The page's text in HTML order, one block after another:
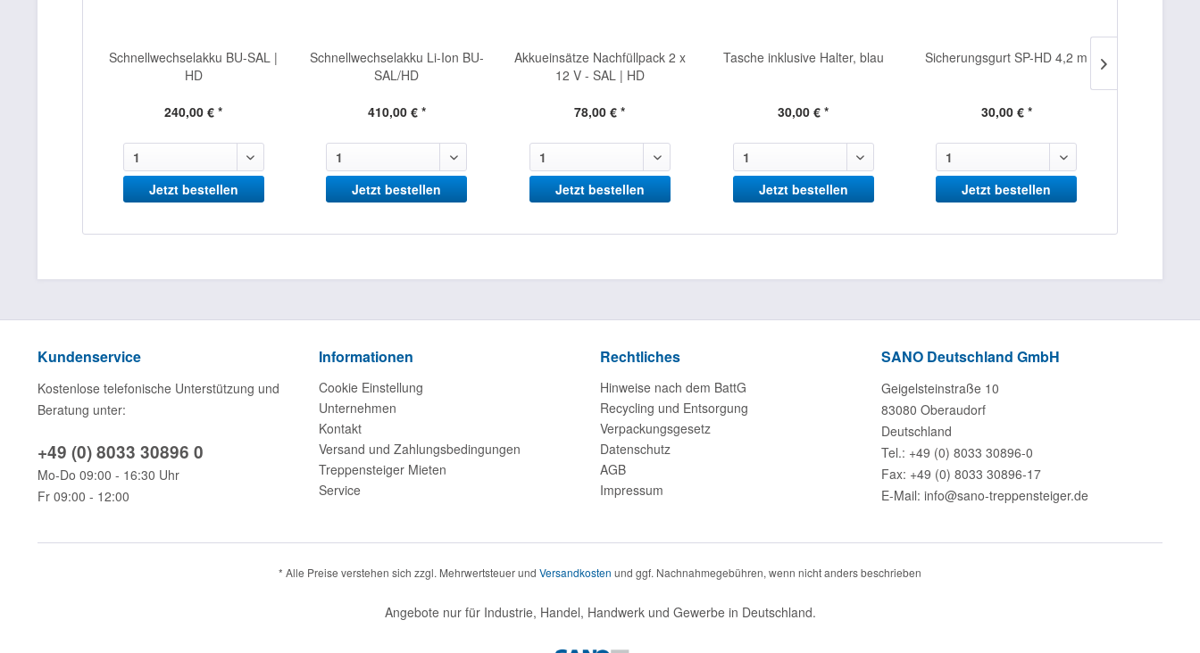
Schnellwechselakku BU-SAL |
HD
240,00 € *
Jetzt bestellen
Schnellwechselakku Li-Ion BU-
SAL/HD
410,00 € *
Jetzt bestellen
Akkueinsätze Nachfüllpack 2 x
12 V - SAL | HD
78,00 € *
Jetzt bestellen
Tasche inklusive Halter, blau
30,00 € *
Jetzt bestellen
Sicherungsgurt SP-HD 4,2 m
30,00 € *
Jetzt bestellen
Kundenservice
Kostenlose telefonische Unterstützung und
Beratung unter:
+49 (0) 8033 30896 0
Mo-Do 09:00 - 16:30 Uhr
Fr 09:00 - 12:00
Informationen
Cookie Einstellung
Unternehmen
Kontakt
Versand und Zahlungsbedingungen
Treppensteiger Mieten
Service
Rechtliches
Hinweise nach dem BattG
Recycling und Entsorgung
Verpackungsgesetz
Datenschutz
AGB
Impressum
SANO Deutschland GmbH
Geigelsteinstraße 10
83080 Oberaudorf
Deutschland
Tel.: +49 (0) 8033 30896-0
Fax: +49 (0) 8033 30896-17
E-Mail: info@sano-treppensteiger.de
* Alle Preise verstehen sich zzgl. Mehrwertsteuer und Versandkosten und ggf. Nachnahmegebühren, wenn nicht anders beschrieben
Angebote nur für Industrie, Handel, Handwerk und Gewerbe in Deutschland.